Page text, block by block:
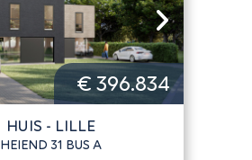
€ 396.834
HUIS - LILLE
HEIEND 31 BUS A